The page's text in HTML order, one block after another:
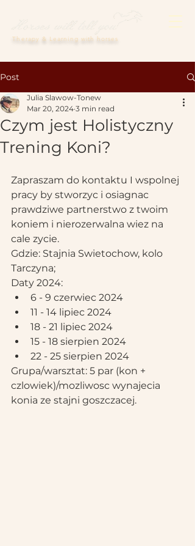
Therapy & Learning with horses
Post
Czym jest Holistyczny
Trening Koni?
Julia Slawow-Tonew
Mar 20, 2024 3 min read
Zapraszam do kontaktu I wspolnej
pracy by stworzyc i osiagnac
prawdziwe partnerstwo z twoim
koniem i nierozerwalna wiez na
cale zycie.
Gdzie: Stajnia Swietochow, kolo
Tarczyna;
Daty 2024:
6 - 9 czerwiec 2024
11 - 14 lipiec 2024
18 - 21 lipiec 2024
15 - 18 sierpien 2024
22 - 25 sierpien 2024
Grupa/warsztat: 5 par (kon +
czlowiek)/mozliwosc wynajecia
konia ze stajni goszczacej.